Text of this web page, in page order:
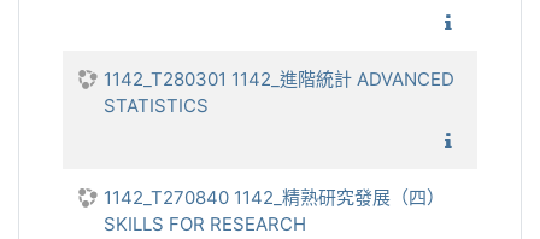
1142_T280301 1142_進階統計 ADVANCED
STATISTICS
1142_T270840 1142_精熟研究發展（四）
SKILLS FOR RESEARCH